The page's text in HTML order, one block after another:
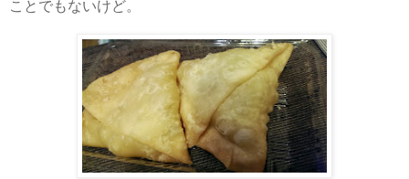
ことでもないけど。